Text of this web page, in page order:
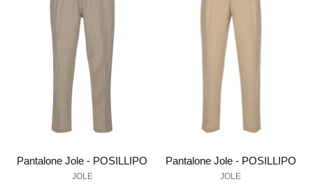
Pantalone Jole - POSILLIPO
JOLE
Pantalone Jole - POSILLIPO
JOLE